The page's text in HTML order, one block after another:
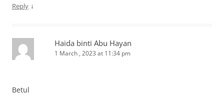
Reply ↓
Haida binti Abu Hayan
1 March , 2023 at 11:34 pm
Betul